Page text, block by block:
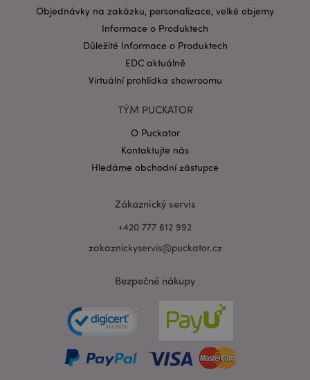
Objednávky na zakázku, personalizace, velké objemy
Informace o Produktech
Důležité Informace o Produktech
EDC aktuálně
Virtuální prohlídka showroomu
TÝM PUCKATOR
O Puckator
Kontaktujte nás
Hledáme obchodní zástupce
Zákaznický servis
+420 777 612 992
zakaznickyservis@puckator.cz
Bezpečné nákupy
CookieScriptConsent
CookieScript
.puckator.cz
form_key
.www.puckator.cz
Zásadách ochrany osobních údajů společnosti